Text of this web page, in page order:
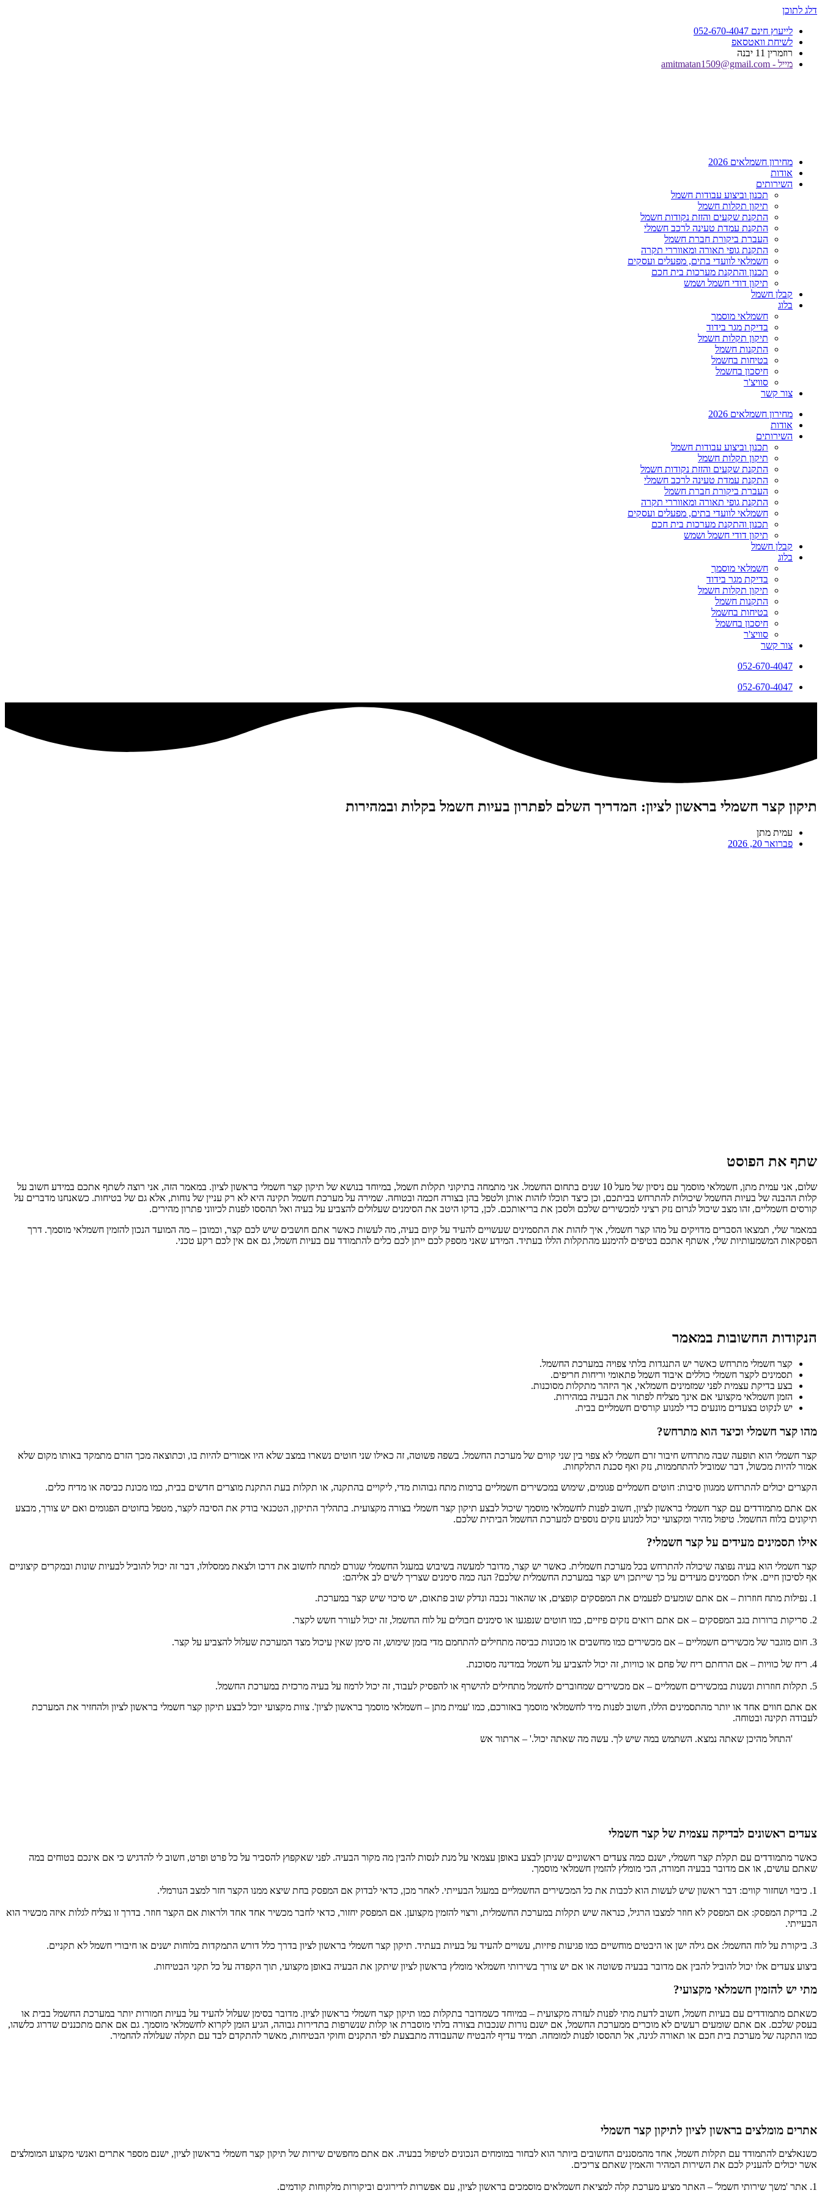
דלג לתוכן
לייעוץ חינם 052-670-4047
לשיחת וואטסאפ
רוזמרין 11 יבנה
מייל - amitmatan1509@gmail.com
מחירון חשמלאים 2026
אודות
השירותים
תכנון וביצוע עבודות חשמל
תיקון תקלות חשמל
התקנת שקעים והזזת נקודות חשמל
התקנת עמדת טעינה לרכב חשמלי
העברת ביקורת חברת חשמל
התקנת גופי תאורה ומאווררי תקרה
חשמלאי לוועדי בתים, מפעלים ועסקים
תכנון והתקנת מערכות בית חכם
תיקון דודי חשמל ושמש
קבלן חשמל
בלוג
חשמלאי מוסמך
בדיקת מגר בידוד
תיקון תקלות חשמל
התקנות חשמל
בטיחות בחשמל
חיסכון בחשמל
סוויצ'ר
צור קשר
מחירון חשמלאים 2026
אודות
השירותים
תכנון וביצוע עבודות חשמל
תיקון תקלות חשמל
התקנת שקעים והזזת נקודות חשמל
התקנת עמדת טעינה לרכב חשמלי
העברת ביקורת חברת חשמל
התקנת גופי תאורה ומאווררי תקרה
חשמלאי לוועדי בתים, מפעלים ועסקים
תכנון והתקנת מערכות בית חכם
תיקון דודי חשמל ושמש
קבלן חשמל
בלוג
חשמלאי מוסמך
בדיקת מגר בידוד
תיקון תקלות חשמל
התקנות חשמל
בטיחות בחשמל
חיסכון בחשמל
סוויצ'ר
צור קשר
052-670-4047
052-670-4047
תיקון קצר חשמלי בראשון לציון: המדריך השלם לפתרון בעיות חשמל בקלות ובמהירות
עמית מתן
פברואר 20, 2026
שתף את הפוסט
שלום, אני עמית מתן, חשמלאי מוסמך עם ניסיון של מעל 10 שנים בתחום החשמל. אני מתמחה בתיקוני תקלות חשמל, במיוחד בנושא של תיקון קצר חשמלי בראשון לציון. במאמר הזה, אני רוצה לשתף אתכם במידע חשוב על
קלות ההבנה של בעיות החשמל שיכולות להתרחש בביתכם, וכן כיצד תוכלו לזהות אותן ולטפל בהן בצורה חכמה ובטוחה. שמירה על מערכת חשמל תקינה היא לא רק עניין של נוחות, אלא גם של בטיחות. כשאנחנו מדברים על
קורסים חשמליים, זהו מצב שיכול לגרום נזק רציני למכשירים שלכם ולסכן את בריאותכם. לכן, בדקו היטב את הסימנים שעלולים להצביע על בעיה ואל תהססו לפנות לכיווני פתרון מהירים.
במאמר שלי, תמצאו הסברים מדויקים על מהו קצר חשמלי, איך לזהות את התסמינים שעשויים להעיד על קיום בעיה, מה לעשות כאשר אתם חושבים שיש לכם קצר, וכמובן – מה המועד הנכון להזמין חשמלאי מוסמך. דרך
הפסקאות המשמעותיות שלי, אשתף אתכם בטיפים להימנע מהתקלות הללו בעתיד. המידע שאני מספק לכם ייתן לכם כלים להתמודד עם בעיות חשמל, גם אם אין לכם רקע טכני.
הנקודות החשובות במאמר
קצר חשמלי מתרחש כאשר יש התנגדות בלתי צפויה במערכת החשמל.
תסמינים לקצר חשמלי כוללים איבוד חשמל פתאומי וריחות חריפים.
בצע בדיקת עצמית לפני שמזמינים חשמלאי, אך היזהר מתקלות מסוכנות.
הזמן חשמלאי מקצועי אם אינך מצליח לפתור את הבעיה במהירות.
יש לנקוט בצעדים מונעים כדי למנוע קורסים חשמליים בבית.
מהו קצר חשמלי וכיצד הוא מתרחש?
קצר חשמלי הוא תופעה שבה מתרחש חיבור זרם חשמלי לא צפוי בין שני קווים של מערכת החשמל. בשפה פשוטה, זה כאילו שני חוטים נשארו במצב שלא היו אמורים להיות בו, וכתוצאה מכך הזרם מתמקד באותו מקום שלא
אמור להיות מכשול, דבר שמוביל להתחממות, נזק ואף סכנת התלקחות.
הקצרים יכולים להתרחש ממגוון סיבות: חוטים חשמליים פגומים, שימוש במכשירים חשמליים ברמות מתח גבוהות מדי, ליקויים בהתקנה, או תקלות בעת התקנת מוצרים חדשים בבית, כמו מכונת כביסה או מדיח כלים.
אם אתם מתמודדים עם קצר חשמלי בראשון לציון, חשוב לפנות לחשמלאי מוסמך שיכול לבצע תיקון קצר חשמלי בצורה מקצועית. בתהליך התיקון, הטכנאי בודק את הסיבה לקצר, מטפל בחוטים הפגומים ואם יש צורך, מבצע
תיקונים בלוח החשמל. טיפול מהיר ומקצועי יכול למנוע נזקים נוספים למערכת החשמל הביתית שלכם.
אילו תסמינים מעידים על קצר חשמלי?
קצר חשמלי הוא בעיה נפוצה שיכולה להתרחש בכל מערכת חשמלית. כאשר יש קצר, מדובר למעשה בשיבוש במעגל החשמלי שגורם למתח לחשוב את דרכו ולצאת ממסלולו, דבר זה יכול להוביל לבעיות שונות ובמקרים קיצוניים
אף לסיכון חיים. אילו תסמינים מעידים על כך שייתכן ויש קצר במערכת החשמלית שלכם? הנה כמה סימנים שצריך לשים לב אליהם:
1. נפילות מתח חוזרות – אם אתם שומעים לפעמים את המפסקים קופצים, או שהאור נכבה ונדלק שוב פתאום, יש סיכוי שיש קצר במערכת.
2. סריקות ברורות בגב המפסקים – אם אתם רואים נזקים פיזיים, כמו חוטים שנפגעו או סימנים חבולים על לוח החשמל, זה יכול לעורר חשש לקצר.
3. חום מוגבר של מכשירים חשמליים – אם מכשירים כמו מחשבים או מכונות כביסה מתחילים להתחמם מדי בזמן שימוש, זה סימן שאין עיכול מצד המערכת שעלול להצביע על קצר.
4. ריח של כוויות – אם הרחתם ריח של פחם או כוויות, זה יכול להצביע על חשמל במדינה מסוכנת.
5. תקלות חוזרות ונשנות במכשירים חשמליים – אם מכשירים שמחוברים לחשמל מתחילים להישרף או להפסיק לעבוד, זה יכול לרמוז על בעיה מרכזית במערכת החשמל.
אם אתם חווים אחד או יותר מהתסמינים הללו, חשוב לפנות מיד לחשמלאי מוסמך באזורכם, כמו 'עמית מתן – חשמלאי מוסמך בראשון לציון'. צוות מקצועי יוכל לבצע תיקון קצר חשמלי בראשון לציון ולהחזיר את המערכת
לעבודה תקינה ובטוחה.
'התחל מהיכן שאתה נמצא. השתמש במה שיש לך. עשה מה שאתה יכול.' – ארתור אש
צעדים ראשונים לבדיקה עצמית של קצר חשמלי
כאשר מתמודדים עם תקלת קצר חשמלי, ישנם כמה צעדים ראשוניים שניתן לבצע באופן עצמאי על מנת לנסות להבין מה מקור הבעיה. לפני שאקפוץ להסביר על כל פרט ופרט, חשוב לי להדגיש כי אם אינכם בטוחים במה
שאתם עושים, או אם מדובר בבעיה חמורה, הכי מומלץ להזמין חשמלאי מוסמך.
1. כיבוי ושחזור קווים: דבר ראשון שיש לעשות הוא לכבות את כל המכשירים החשמליים במעגל הבעייתי. לאחר מכן, כדאי לבדוק אם המפסק בחת שיצא ממנו הקצר חזר למצב הנורמלי.
2. בדיקת המפסק: אם המפסק לא חוזר למצבו הרגיל, כנראה שיש תקלות במערכת החשמלית, ורצוי להזמין מקצוען. אם המפסק יחזור, כדאי לחבר מכשיר אחד אחד ולראות אם הקצר חוזר. בדרך זו נצליח לגלות איזה מכשיר הוא
הבעייתי.
3. ביקורת על לוח החשמל: אם גילה ישן או היבטים מוחשיים כמו פגיעות פיזיות, עשויים להעיד על בעיות בעתיד. תיקון קצר חשמלי בראשון לציון בדרך כלל דורש התמקדות בלוחות ישנים או חיבורי חשמל לא תקניים.
ביצוע צעדים אלו יכול להוביל להבין אם מדובר בבעיה פשוטה או אם יש צורך בשירותי חשמלאי מומלץ בראשון לציון שיתקן את הבעיה באופן מקצועי, תוך הקפדה על כל תקני הבטיחות.
מתי יש להזמין חשמלאי מקצועי?
כשאתם מתמודדים עם בעיות חשמל, חשוב לדעת מתי לפנות לעזרה מקצועית – במיוחד כשמדובר בתקלות כמו תיקון קצר חשמלי בראשון לציון. מדובר בסימן שעלול להעיד על בעיות חמורות יותר במערכת החשמל בבית או
בעסק שלכם. אם אתם שומעים רעשים לא מוכרים ממערכת החשמל, אם ישנם נורות שנכבות בצורה בלתי מוסברת או קלות שנשרפות בתדירות גבוהה, הגיע הזמן לקרוא לחשמלאי מוסמך. גם אם אתם מתכננים שדרוג כלשהו,
כמו התקנה של מערכת בית חכם או תאורה לגינה, אל תהססו לפנות למומחה. תמיד עדיף להבטיח שהעבודה מתבצעת לפי התקנים וחוקי הבטיחות, מאשר להתקדם לבד עם תקלה שעלולה להחמיר.
אתרים מומלצים בראשון לציון לתיקון קצר חשמלי
כשנאלצים להתמודד עם תקלות חשמל, אחד מהמסננים החשובים ביותר הוא לבחור במומחים הנכונים לטיפול בבעיה. אם אתם מחפשים שירות של תיקון קצר חשמלי בראשון לציון, ישנם מספר אתרים ואנשי מקצוע המומלצים
אשר יכולים להעניק לכם את השירות המהיר והאמין שאתם צריכים.
1. אתר 'משך שירותי חשמל' – האתר מציע מערכת קלה למציאת חשמלאים מוסמכים בראשון לציון, עם אפשרות לדירוגים וביקורות מלקוחות קודמים.